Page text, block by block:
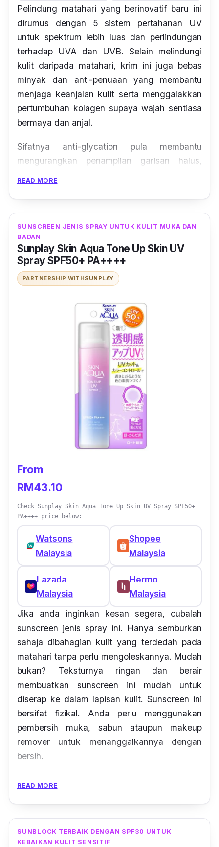
Pelindung matahari yang berinovatif baru ini
dirumus dengan 5 sistem pertahanan UV
untuk spektrum lebih luas dan perlindungan
terhadap UVA dan UVB. Selain melindungi
kulit daripada matahari, krim ini juga bebas
minyak dan anti-penuaan yang membantu
menjaga keanjalan kulit serta menggalakkan
pertumbuhan kolagen supaya wajah sentiasa
bermaya dan anjal.
Sifatnya anti-glycation pula membantu
mengurangkan penampilan garisan halus,
hidrasi.
READ MORE
SUNSCREEN JENIS SPRAY UNTUK KULIT MUKA DAN
BADAN
Sunplay Skin Aqua Tone Up Skin UV
Spray SPF50+ PA++++
PARTNERSHIP WITHSUNPLAY
From
RM43.10
Check Sunplay Skin Aqua Tone Up Skin UV Spray SPF50+
PA++++ price below:
Watsons
Malaysia
Shopee
Malaysia
Lazada
Malaysia
Hermo
Malaysia
Jika anda inginkan kesan segera, cubalah
sunscreen jenis spray ini. Hanya semburkan
sahaja dibahagian kulit yang terdedah pada
matahari tanpa perlu mengoleskannya. Mudah
bukan? Teksturnya ringan dan berair
membuatkan sunscreen ini mudah untuk
diserap ke dalam lapisan kulit. Sunscreen ini
bersifat fizikal. Anda perlu menggunakan
pembersih muka, sabun ataupun makeup
remover untuk menanggalkannya dengan
bersih.
membahayakan kulit wajah.
READ MORE
SUNBLOCK TERBAIK DENGAN SPF30 UNTUK
KEBAIKAN KULIT SENSITIF